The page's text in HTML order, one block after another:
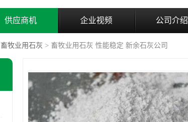
供应商机 企业视频 公司介绍
畜牧业用石灰 > 畜牧业用石灰 性能稳定 新余石灰公司